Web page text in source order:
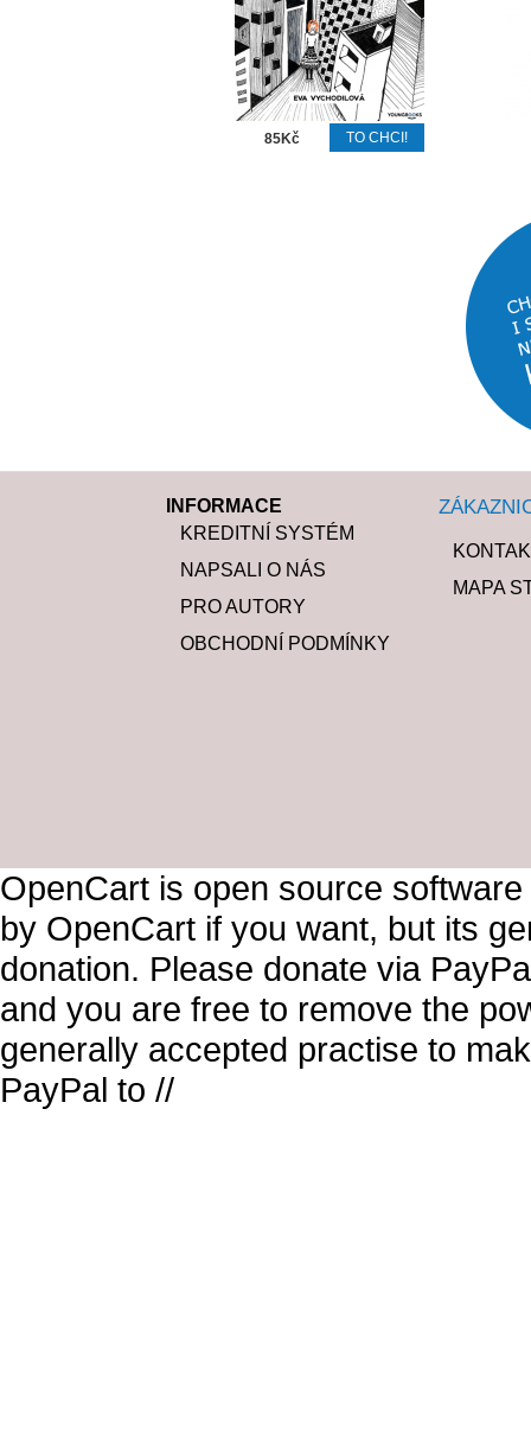
85Kč
INFORMACE
KREDITNÍ SYSTÉM
NAPSALI O NÁS
PRO AUTORY
OBCHODNÍ PODMÍNKY
MAPA
OpenCart is open source
by OpenCart if you want, but its
donation. Please donate via
and you are free to remove the
generally accepted practise to
PayPal to //